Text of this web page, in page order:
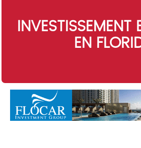
INVESTISSEMENT
EN